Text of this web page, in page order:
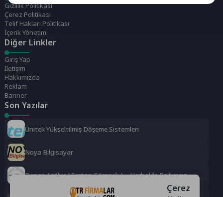
Gizlilik Politikası
Çerez Politikası
Telif Hakları Politikası
İçerik Yönetimi
Diğer Linkler
Giriş Yap
İletişim
Hakkımızda
Reklam
Banner
Son Yazılar
Ünitek Yükseltilmiş Döşeme Sistemleri
Noya Bilgisayar
Denge Atölye ( Sertap Görenek ) – Herbalife Bağımsız
Çerez